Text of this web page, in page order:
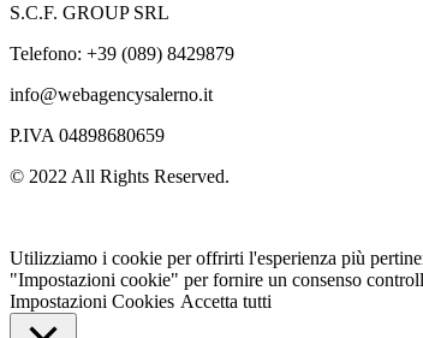
S.C.F. GROUP SRL
Telefono: +39 (089) 8429879
info@webagencysalerno.it
P.IVA 04898680659
© 2022 All Rights Reserved.
Utilizziamo i cookie per offrirti l'esperienza più
"Impostazioni cookie" per fornire un consenso
Impostazioni Cookies Accetta tutti